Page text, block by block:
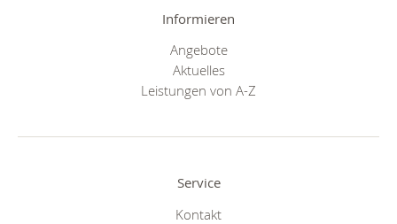
Informieren
Angebote
Aktuelles
Leistungen von A-Z
Service
Kontakt